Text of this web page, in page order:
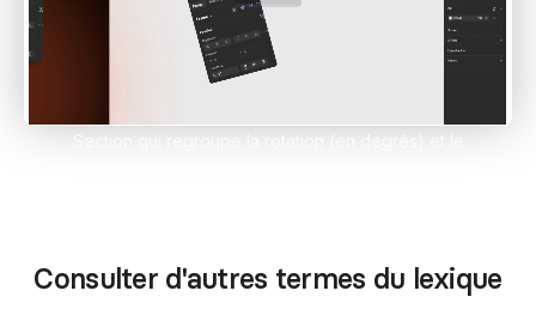
Scripts Webflow
Nos meilleurs scripts
Lexique No-code
Contact
L'histoire de Coriace
Consulter d'autres termes du lexique